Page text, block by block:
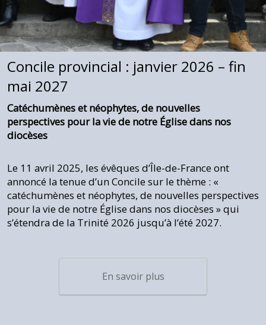
Concile provincial : janvier 2026 – fin
mai 2027
Catéchumènes et néophytes, de nouvelles
perspectives pour la vie de notre Église dans nos
diocèses
Le 11 avril 2025, les évêques d’Île-de-France ont
annoncé la tenue d’un Concile sur le thème : «
catéchumènes et néophytes, de nouvelles perspectives
pour la vie de notre Église dans nos diocèses » qui
s’étendra de la Trinité 2026 jusqu’à l’été 2027.
En savoir plus